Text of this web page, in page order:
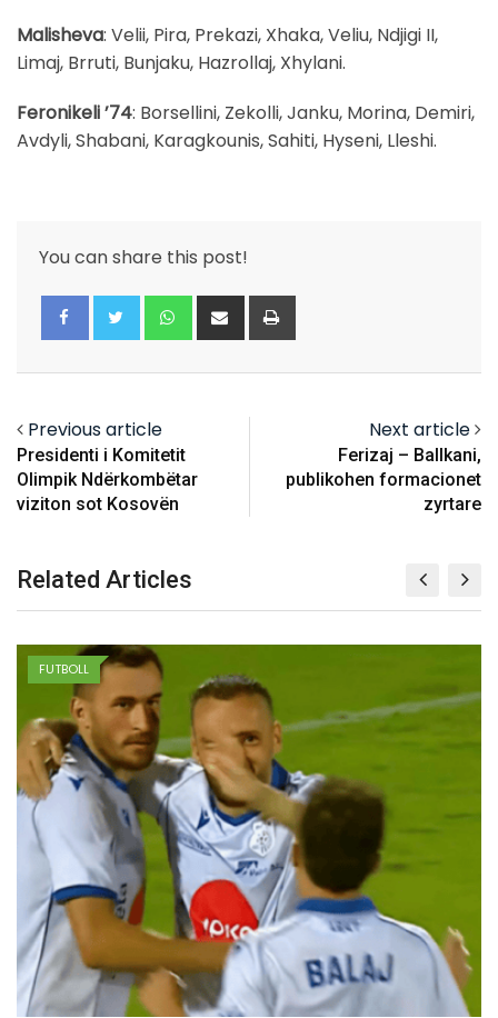
Malisheva: Velii, Pira, Prekazi, Xhaka, Veliu, Ndjigi II,
Limaj, Brruti, Bunjaku, Hazrollaj, Xhylani.
Feronikeli ’74: Borsellini, Zekolli, Janku, Morina, Demiri,
Avdyli, Shabani, Karagkounis, Sahiti, Hyseni, Lleshi.
You can share this post!
Whatsapp
Share
via
Previous article
Presidenti i Komitetit
Olimpik Ndërkombëtar
viziton sot Kosovën
Next article
Ferizaj – Ballkani,
publikohen formacionet
zyrtare
Related Articles
FUTBOLL